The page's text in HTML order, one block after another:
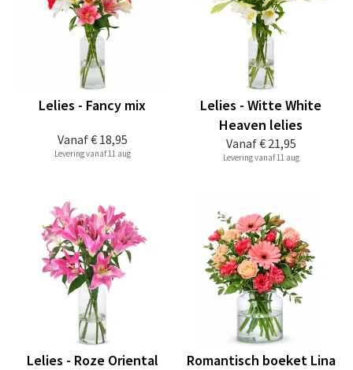
Vanaf€ 18,95
Lelies - Fancy mix
Levering vanaf 11 aug
Vanaf€ 21,95
Lelies - Witte White
Heaven lelies
Levering vanaf 11 aug
Lelies - Roze Oriental
Romantisch boeket Lina